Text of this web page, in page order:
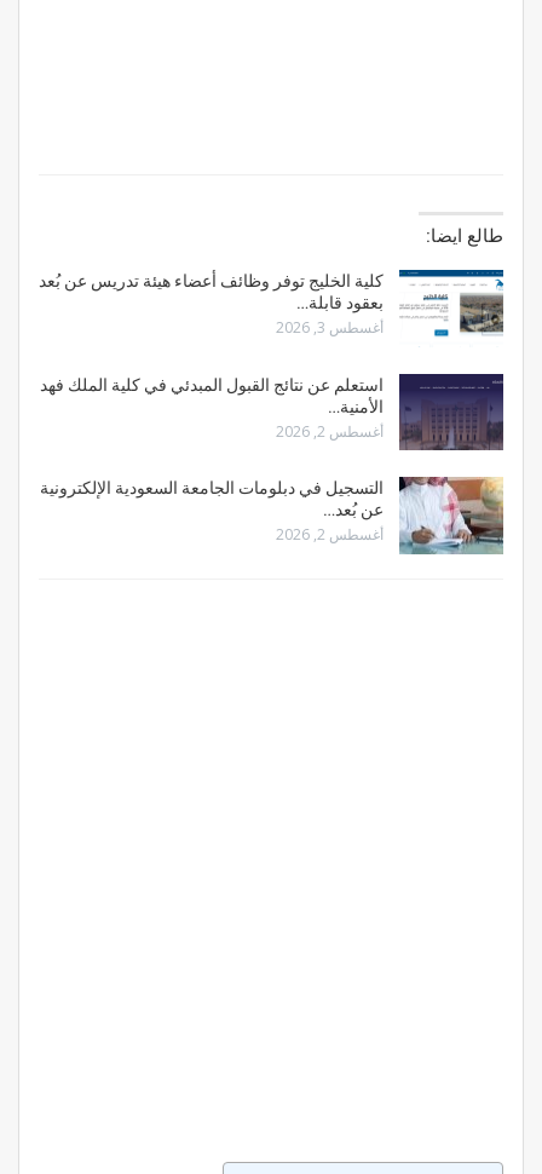
طالع ايضا:
كلية الخليج توفر وظائف أعضاء هيئة تدريس عن بُعد
بعقود قابلة…
أغسطس 3, 2026
استعلم عن نتائج القبول المبدئي في كلية الملك فهد
الأمنية…
أغسطس 2, 2026
التسجيل في دبلومات الجامعة السعودية الإلكترونية
عن بُعد…
أغسطس 2, 2026